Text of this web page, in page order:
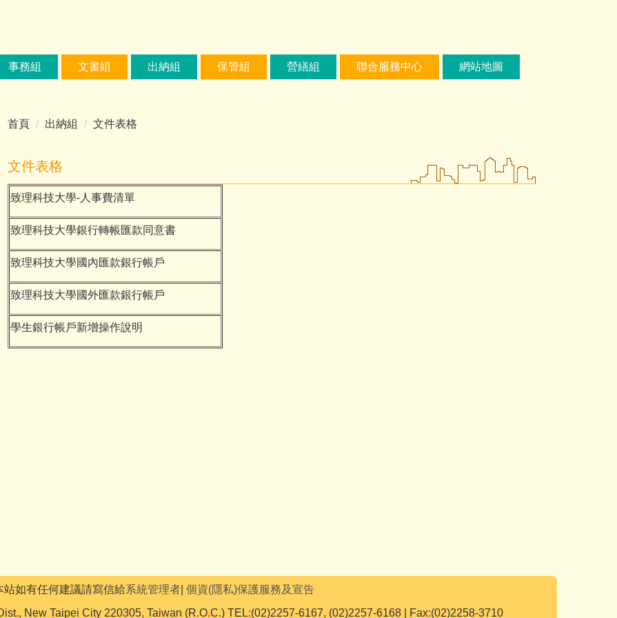
事務組 文書組 出納組 保管組 營繕組 聯合服務中心 網站地圖
首頁 出納組 文件表格
文件表格
致理科技大學-人事費清單
致理科技大學銀行轉帳匯款同意書
致理科技大學國內匯款銀行帳戶
致理科技大學國外匯款銀行帳戶
學生銀行帳戶新增操作說明
站如有任何建議請寫信給系統管理者 個資(隱私)保護服務及宣告
New Taipei City 220305, Taiwan (R.O.C.) TEL:(02)2257-6167, (02)2257-6168 | Fax:(02)2258-3710